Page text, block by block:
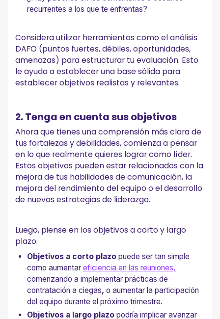
recurrentes a los que te enfrentas?
Considera utilizar herramientas como el análisis
DAFO (puntos fuertes, débiles, oportunidades,
amenazas) para estructurar tu evaluación. Esto
le ayuda a establecer una base sólida para
establecer objetivos realistas y relevantes.
2. Tenga en cuenta sus objetivos
Ahora que tienes una comprensión más clara de
tus fortalezas y debilidades, comienza a pensar
en lo que realmente quieres lograr como líder.
Estos objetivos pueden estar relacionados con la
mejora de tus habilidades de comunicación, la
mejora del rendimiento del equipo o el desarrollo
de nuevas estrategias de liderazgo.
Luego, piense en los objetivos a corto y largo
plazo:
Objetivos a corto plazo puede ser tan simple
como aumentareficiencia en las reuniones,
comenzando a implementar prácticas de
contratación a ciegas,o aumentar la participación
del equipo durante el próximo trimestre.
Objetivos a largo plazo podría implicar avanzar